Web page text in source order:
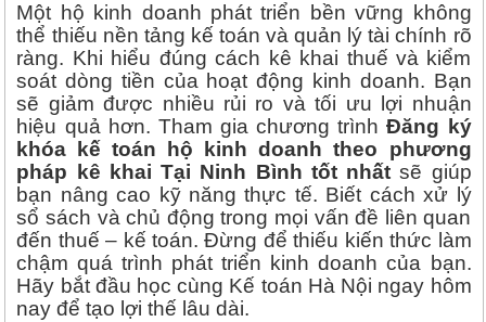
Một hộ kinh doanh phát triển bền vững không
thể thiếu nền tảng kế toán và quản lý tài chính rõ
ràng. Khi hiểu đúng cách kê khai thuế và kiểm
soát dòng tiền của hoạt động kinh doanh. Bạn
sẽ giảm được nhiều rủi ro và tối ưu lợi nhuận
hiệu quả hơn. Tham gia chương trìnhĐăng ký
khóa kế toán hộ kinh doanh theo phương
pháp kê khai Tại Ninh Bình tốt nhất sẽ giúp
bạn nâng cao kỹ năng thực tế. Biết cách xử lý
sổ sách và chủ động trong mọi vấn đề liên quan
đến thuế – kế toán. Đừng để thiếu kiến thức làm
chậm quá trình phát triển kinh doanh của bạn.
Hãy bắt đầu học cùng Kế toán Hà Nội ngay hôm
nay để tạo lợi thế lâu dài.